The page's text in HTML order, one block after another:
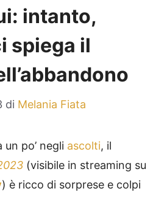
intanto,
spiega il
di Melania Fiata
po’ negli ascolti, il
(visibile in streaming su
) è ricco di sorprese e colpi